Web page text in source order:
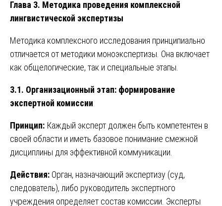
Глава 3. Методика проведения комплексной
лингвистической экспертизы
Методика комплексного исследования принципиально
отличается от методики моноэкспертизы. Она включает
как общелогические, так и специальные этапы.
3.1. Организационный этап: формирование
экспертной комиссии
Принцип: Каждый эксперт должен быть компетентен в
своей области и иметь базовое понимание смежной
дисциплины для эффективной коммуникации.
Действия: Орган, назначающий экспертизу (суд,
следователь), либо руководитель экспертного
учреждения определяет состав комиссии. Эксперты